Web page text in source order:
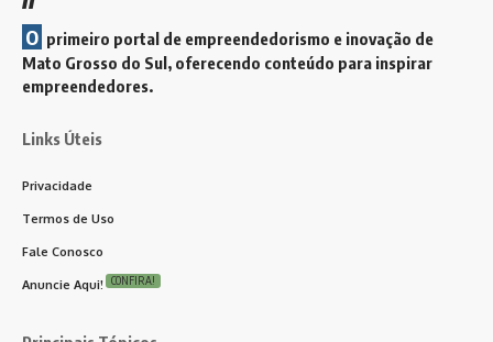
O primeiro portal de empreendedorismo e inovação de
Mato Grosso do Sul, oferecendo conteúdo para inspirar
empreendedores.
Links Úteis
Privacidade
Termos de Uso
Fale Conosco
Anuncie Aqui! CONFIRA!